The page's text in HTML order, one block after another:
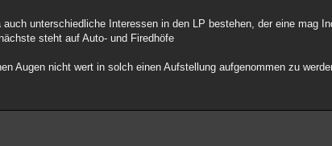
unterschiedliche Interessen in den LP bestehen, der eine mag
steht auf Auto- und Firedhöfe
Augen nicht wert in solch einen Aufstellung aufgenommen zu